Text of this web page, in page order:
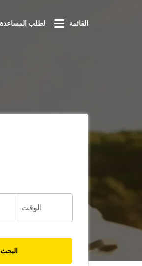
لطلب المساعدة القائمة
البحث